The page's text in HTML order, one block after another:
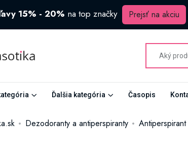
15% - 20% na top značky Prejsť na akciu
Ďalšia kategória Časopis
Dezodoranty a antiperspiranty